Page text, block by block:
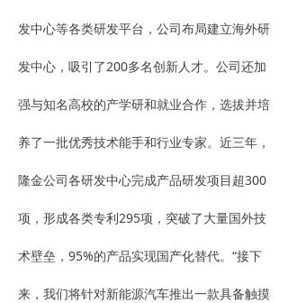
发中心等各类研发平台，公司布局建立海外研
发中心，吸引了200多名创新人才。公司还加
强与知名高校的产学研和就业合作，选拔并培
养了一批优秀技术能手和行业专家。近三年，
隆金公司各研发中心完成产品研发项目超300
项，形成各类专利295项，突破了大量国外技
术壁垒，95%的产品实现国产化替代。“接下
来，我们将针对新能源汽车推出一款具备触摸